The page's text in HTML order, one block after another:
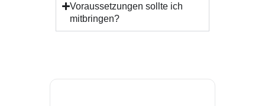
Voraussetzungen sollte ich
mitbringen?